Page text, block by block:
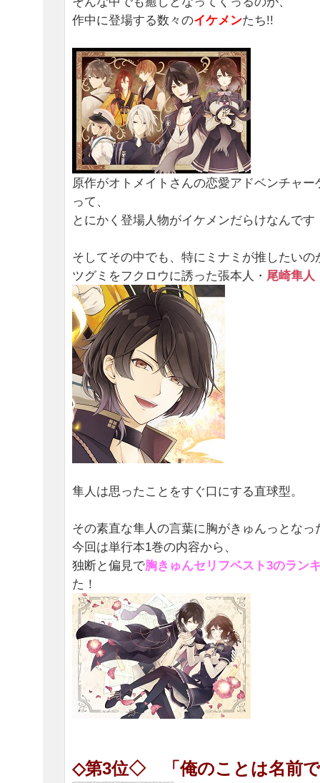
作中に登場する数々のイケメンたち!!
原作がオトメイトさんの恋愛アドベンチャ
って、
とにかく登場人物がイケメンだらけなんで
そしてその中でも、特にミナミが推したいの
ツグミをフクロウに誘った張本人・ 尾崎隼人
隼人は思ったことをすぐ口にする直球型。
その素直な隼人の言葉に胸がきゅんっとなっ
今回は単行本1巻の内容から、
独断と偏見で胸きゅんセリフベスト3のラン
た！
◇第3位◇ 「俺のことは名前